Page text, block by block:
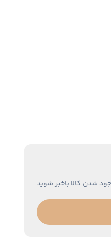
شدن کالا باخبر شوید